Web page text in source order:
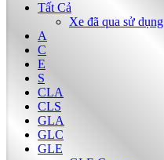
Tất Cả
Xe đã qua sử dụng
A
C
E
S
CLA
CLS
GLA
GLC
GLE